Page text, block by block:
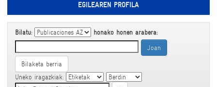
EGILEAREN PROFILA
Bilatu: honako honen arabera:
Bilaketa berria
Uneko iragazkiak: